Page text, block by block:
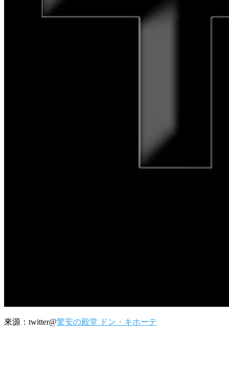
來源：twitter@驚安の殿堂 ドン・キホーテ